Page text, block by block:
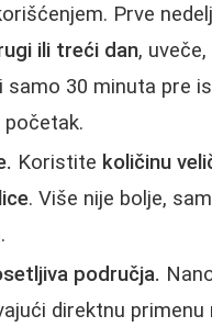
Prve
ili treći dan,
samo 30 minuta pre
Koristite količinu
. Više nije bolje,
područja.
direktnu primenu